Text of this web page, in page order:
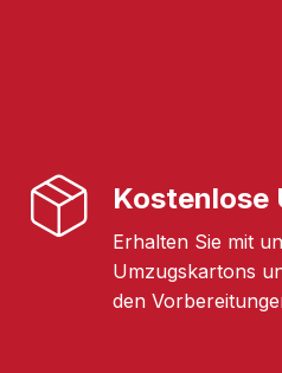
Kostenlose
Erhalten Sie mit
Umzugskartons
den